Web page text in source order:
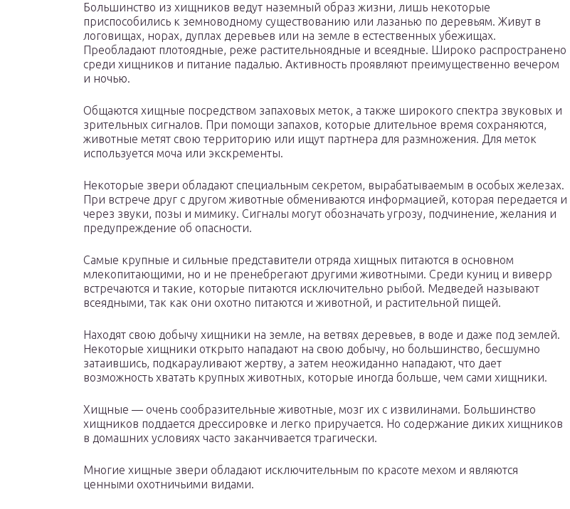
Большинство из хищников ведут наземный образ жизни, лишь некоторые
приспособились к земноводному существованию или лазанью по деревьям. Живут в
логовищах, норах, дуплах деревьев или на земле в естественных убежищах.
Преобладают плотоядные, реже растительноядные и всеядные. Широко распространено
среди хищников и питание падалью. Активность проявляют преимущественно вечером
и ночью.
Общаются хищные посредством запаховых меток, а также широкого спектра звуковых и
зрительных сигналов. При помощи запахов, которые длительное время сохраняются,
животные метят свою территорию или ищут партнера для размножения. Для меток
используется моча или экскременты.
Некоторые звери обладают специальным секретом, вырабатываемым в особых железах.
При встрече друг с другом животные обмениваются информацией, которая передается и
через звуки, позы и мимику. Сигналы могут обозначать угрозу, подчинение, желания и
предупреждение об опасности.
Самые крупные и сильные представители отряда хищных питаются в основном
млекопитающими, но и не пренебрегают другими животными. Среди куниц и виверр
встречаются и такие, которые питаются исключительно рыбой. Медведей называют
всеядными, так как они охотно питаются и животной, и растительной пищей.
Находят свою добычу хищники на земле, на ветвях деревьев, в воде и даже под землей.
Некоторые хищники открыто нападают на свою добычу, но большинство, бесшумно
затаившись, подкарауливают жертву, а затем неожиданно нападают, что дает
возможность хватать крупных животных, которые иногда больше, чем сами хищники.
Хищные — очень сообразительные животные, мозг их с извилинами. Большинство
хищников поддается дрессировке и легко приручается. Но содержание диких хищников
в домашних условиях часто заканчивается трагически.
Многие хищные звери обладают исключительным по красоте мехом и являются
ценными охотничьими видами.